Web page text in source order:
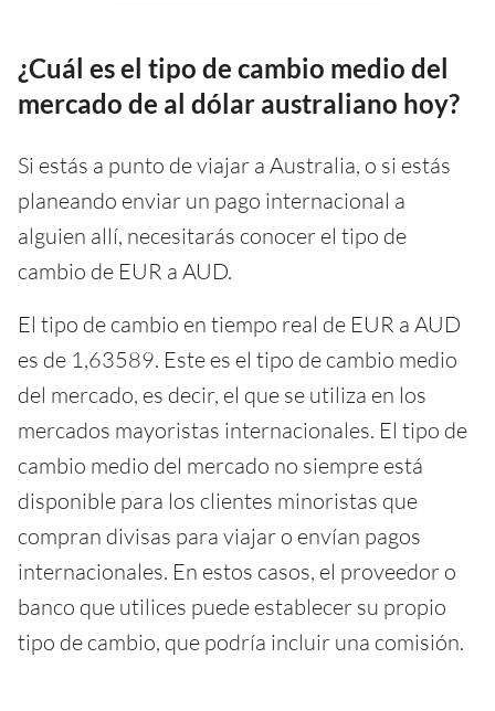
¿Cuál es el tipo de cambio medio del
mercado de al dólar australiano hoy?
Si estás a punto de viajar a Australia, o si estás
planeando enviar un pago internacional a
alguien allí, necesitarás conocer el tipo de
cambio de EUR a AUD.
El tipo de cambio en tiempo real de EUR a AUD
es de 1,63589. Este es el tipo de cambio medio
del mercado, es decir, el que se utiliza en los
mercados mayoristas internacionales. El tipo de
cambio medio del mercado no siempre está
disponible para los clientes minoristas que
compran divisas para viajar o envían pagos
internacionales. En estos casos, el proveedor o
banco que utilices puede establecer su propio
tipo de cambio, que podría incluir una comisión.